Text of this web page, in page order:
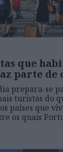
que
parte
prepara-se
turistas do
países que
os quais